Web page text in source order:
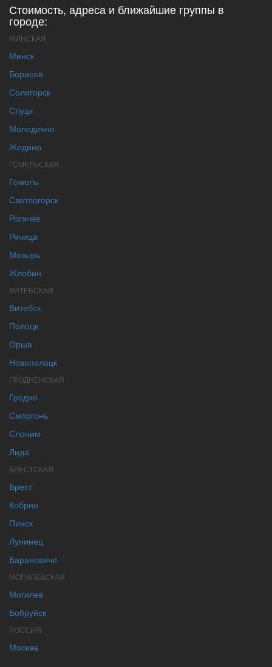
Стоимость, адреса и ближайшие группы в
городе:
МИНСКАЯ
Минск
Борисов
Солигорск
Слуцк
Молодечно
Жодино
ГОМЕЛЬСКАЯ
Гомель
Светлогорск
Рогачев
Речица
Мозырь
Жлобин
ВИТЕБСКАЯ
Витебск
Полоцк
Орша
Новополоцк
ГРОДНЕНСКАЯ
Гродно
Сморгонь
Слоним
Лида
БРЕСТСКАЯ
Брест
Кобрин
Пинск
Лунинец
Барановичи
МОГИЛЕВСКАЯ
Могилев
Бобруйск
РОССИЯ
Москва